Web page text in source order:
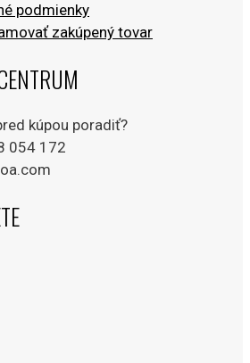
podmienky
zakúpený tovar
kúpou poradiť?
054 172